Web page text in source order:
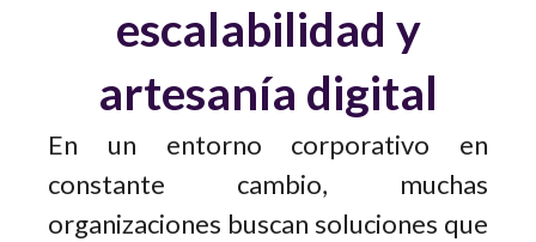
escalabilidad y
artesanía digital
En un entorno corporativo en
constante cambio, muchas
organizaciones buscan soluciones que